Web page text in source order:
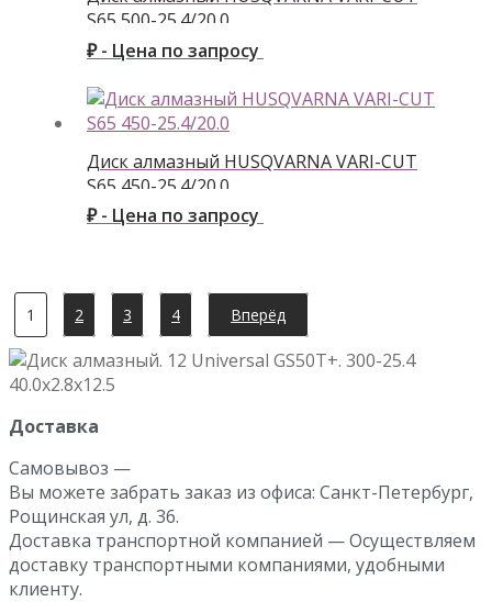
S65 500-25.4/20.0
₽ - Цена по запросу
Диск алмазный HUSQVARNA VARI-CUT
S65 450-25.4/20.0
₽ - Цена по запросу
1 2 3 4 Вперёд
Доставка
Самовывоз —
Вы можете забрать заказ из офиса: Санкт-Петербург,
Рощинская ул, д. 36.
Доставка транспортной компанией — Осуществляем
доставку транспортными компаниями, удобными
клиенту.